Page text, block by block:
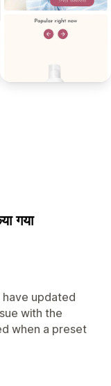
गया
have updated
with the
when a preset